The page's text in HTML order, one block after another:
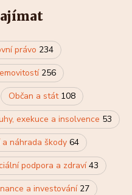
právo 234
256
Občan a stát 108
exekuce a insolvence 53
a náhrada škody 64
podpora a zdraví43
a investování 27